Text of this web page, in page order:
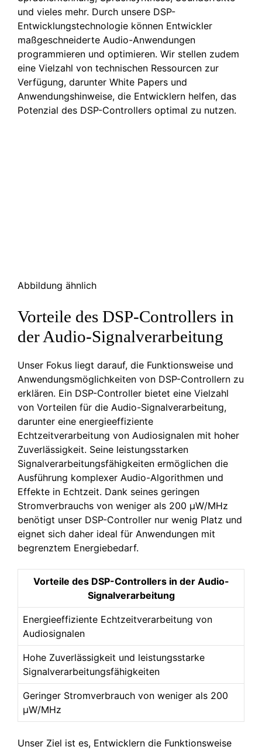
und vieles mehr. Durch unsere DSP-
Entwicklungstechnologie können Entwickler
maßgeschneiderte Audio-Anwendungen
programmieren und optimieren. Wir stellen zudem
eine Vielzahl von technischen Ressourcen zur
Verfügung, darunter White Papers und
Anwendungshinweise, die Entwicklern helfen, das
Potenzial des DSP-Controllers optimal zu nutzen.
Abbildung ähnlich
Vorteile des DSP-Controllers in
der Audio-Signalverarbeitung
Unser Fokus liegt darauf, die Funktionsweise und
Anwendungsmöglichkeiten von DSP-Controllern zu
erklären. Ein DSP-Controller bietet eine Vielzahl
von Vorteilen für die Audio-Signalverarbeitung,
darunter eine energieeffiziente
Echtzeitverarbeitung von Audiosignalen mit hoher
Zuverlässigkeit. Seine leistungsstarken
Signalverarbeitungsfähigkeiten ermöglichen die
Ausführung komplexer Audio-Algorithmen und
Effekte in Echtzeit. Dank seines geringen
Stromverbrauchs von weniger als 200 µW/MHz
benötigt unser DSP-Controller nur wenig Platz und
eignet sich daher ideal für Anwendungen mit
begrenztem Energiebedarf.
Vorteile des DSP-Controllers in der Audio-
Signalverarbeitung
Energieeffiziente Echtzeitverarbeitung von
Audiosignalen
Hohe Zuverlässigkeit und leistungsstarke
Signalverarbeitungsfähigkeiten
Geringer Stromverbrauch von weniger als 200
µW/MHz
Unser Ziel ist es, Entwicklern die Funktionsweise